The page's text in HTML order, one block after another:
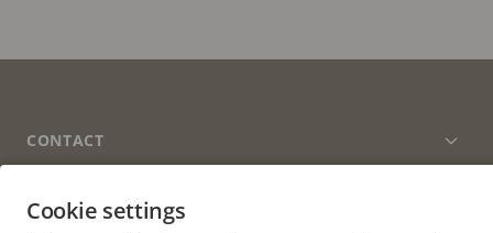
CONTACT
Neem contact met ons op
Cookie settings